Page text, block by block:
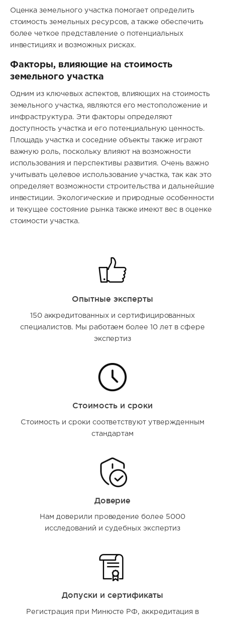
Оценка земельного участка помогает определить
стоимость земельных ресурсов, а также обеспечить
более четкое представление о потенциальных
инвестициях и возможных рисках.
Факторы, влияющие на стоимость
земельного участка
Одним из ключевых аспектов, влияющих на стоимость
земельного участка, являются его местоположение и
инфраструктура. Эти факторы определяют
доступность участка и его потенциальную ценность.
Площадь участка и соседние объекты также играют
важную роль, поскольку влияют на возможности
использования и перспективы развития. Очень важно
учитывать целевое использование участка, так как это
определяет возможности строительства и дальнейшие
инвестиции. Экологические и природные особенности
и текущее состояние рынка также имеют вес в оценке
стоимости участка.
Опытные эксперты
150 аккредитованных и сертифицированных
специалистов. Мы работаем более 10 лет в сфере
экспертиз
Стоимость и сроки
Стоимость и сроки соответствуют утвержденным
стандартам
Доверие
Нам доверили проведение более 5000
исследований и судебных экспертиз
Допуски и сертификаты
Регистрация при Минюсте РФ, аккредитация в